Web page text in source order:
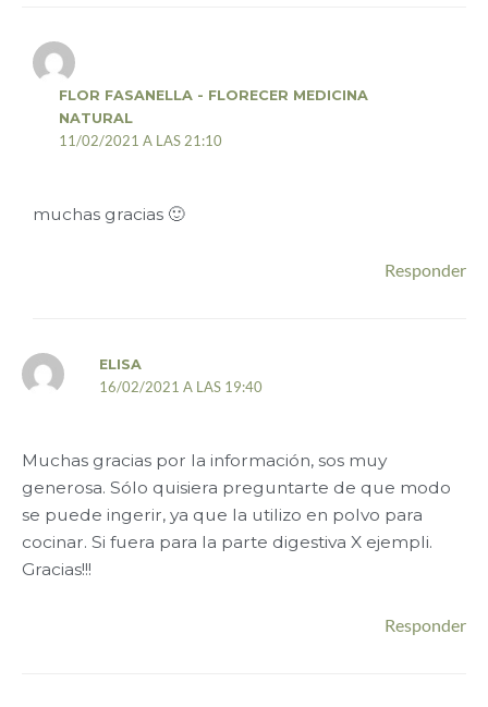
FLOR FASANELLA - FLORECER MEDICINA
NATURAL
11/02/2021 A LAS 21:10
muchas gracias 🙂
Responder
ELISA
16/02/2021 A LAS 19:40
Muchas gracias por la información, sos muy
generosa. Sólo quisiera preguntarte de que modo
se puede ingerir, ya que la utilizo en polvo para
cocinar. Si fuera para la parte digestiva X ejempli.
Gracias!!!
Responder